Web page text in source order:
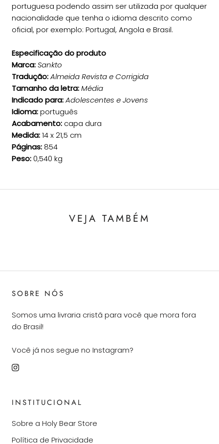
portuguesa podendo assim ser utilizada por qualquer
nacionalidade que tenha o idioma descrito como
oficial, por exemplo: Portugal, Angola e Brasil.
Especificação do produto
Marca:Sankto
Tradução:Almeida Revista e Corrigida
Tamanho da letra:Média
Indicado para:Adolescentes e Jovens
Idioma:português
Acabamento: capa dura
Medida:14 x 21,5 cm
Páginas: 854
Peso:0,540 kg
VEJA TAMBÉM
SOBRE NÓS
Somos uma livraria cristã para você que mora fora
do Brasil!
Você já nos segue no Instagram?
INSTITUCIONAL
Sobre a Holy Bear Store
Política de Privacidade